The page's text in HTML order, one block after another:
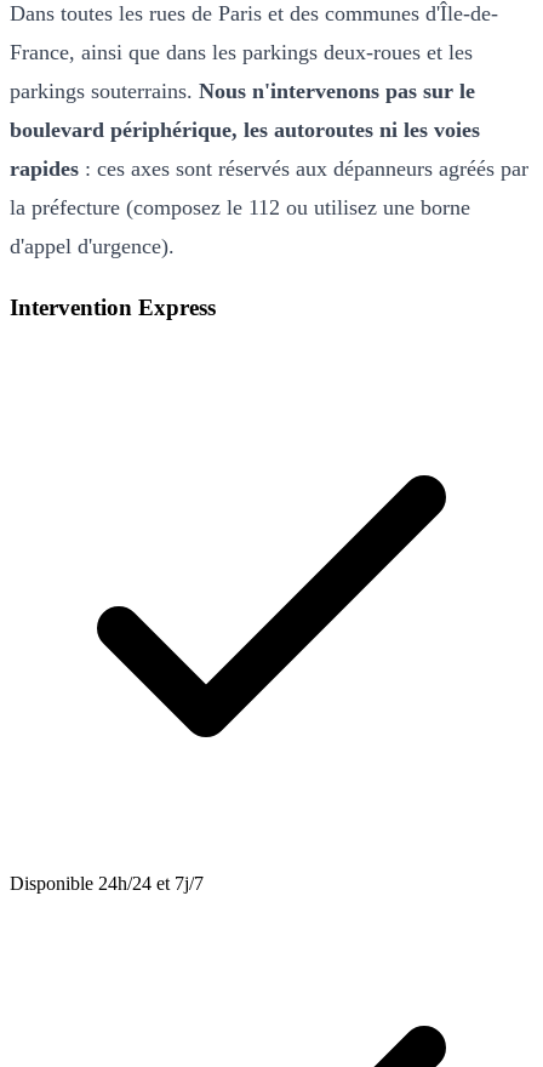
Dans toutes les rues de Paris et des communes d'Île-de-
France, ainsi que dans les parkings deux-roues et les
parkings souterrains. Nous n'intervenons pas sur le
boulevard périphérique, les autoroutes ni les voies
rapides : ces axes sont réservés aux dépanneurs agréés par
la préfecture (composez le 112 ou utilisez une borne
d'appel d'urgence).
Intervention Express
Disponible 24h/24 et 7j/7